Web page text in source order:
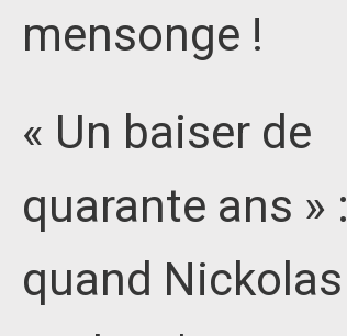
mensonge !
« Un baiser de
quarante ans » :
quand Nickolas